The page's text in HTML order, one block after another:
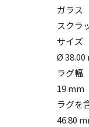
ガラス
スクラ
サイズ
Ø 38.00
ラグ幅
19 mm
ラグを
46.80